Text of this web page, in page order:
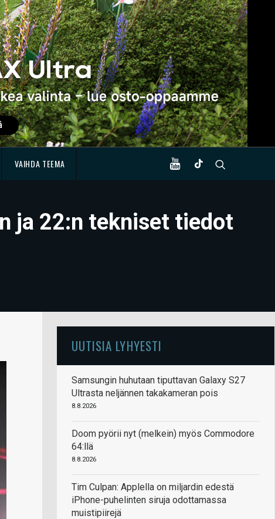
VAIHDA TEEMA
ja 22:n tekniset tiedot
UUTISIA LYHYESTI
Samsungin huhutaan tiputtavan Galaxy S27
Ultrasta neljännen takakameran pois
8.8.2026
Doom pyörii nyt (melkein) myös Commodore
64:llä
8.8.2026
Tim Culpan: Applella on miljardin edestä
iPhone-puhelinten siruja odottamassa
muistipiirejä